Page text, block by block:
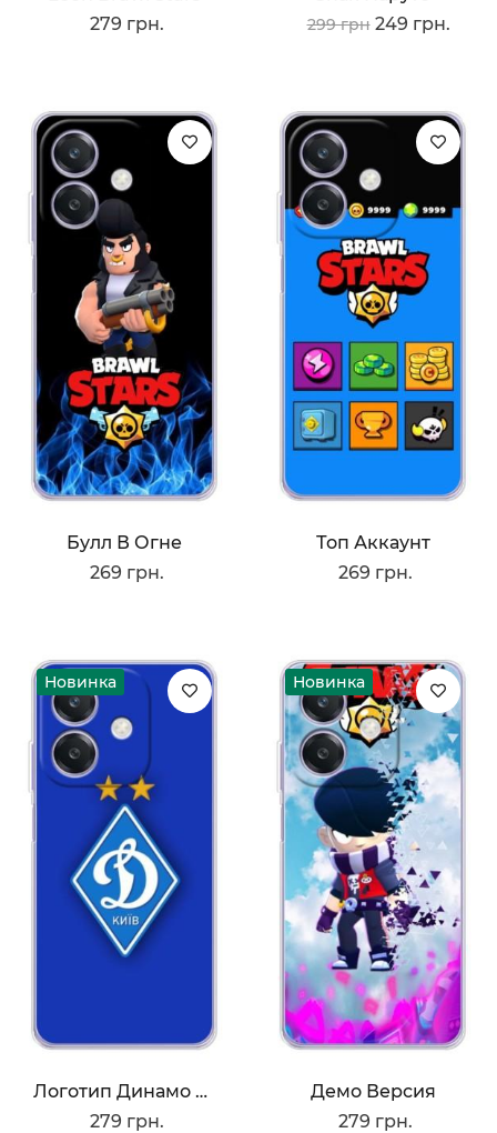
279 грн.
299 грн 249 грн.
Булл В Огне
269 грн.
Топ Аккаунт
269 грн.
Новинка
Логотип Динамо Киев
279 грн.
Новинка
Демо Версия
279 грн.